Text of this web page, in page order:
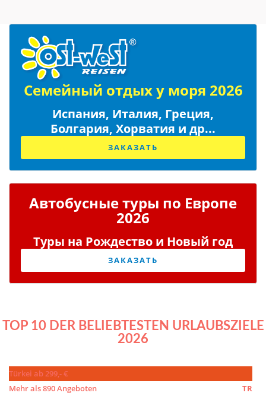
Семейный отдых у моря 2026
Испания, Италия, Греция,
Болгария, Хорватия и др...
ЗАКАЗАТЬ
Автобусные туры по Европе
2026
Туры на Рождество и Новый год
ЗАКАЗАТЬ
TOP 10 DER BELIEBTESTEN URLAUBSZIELE
2026
Türkei ab 299,- €
TR
Mehr als 890 Angeboten